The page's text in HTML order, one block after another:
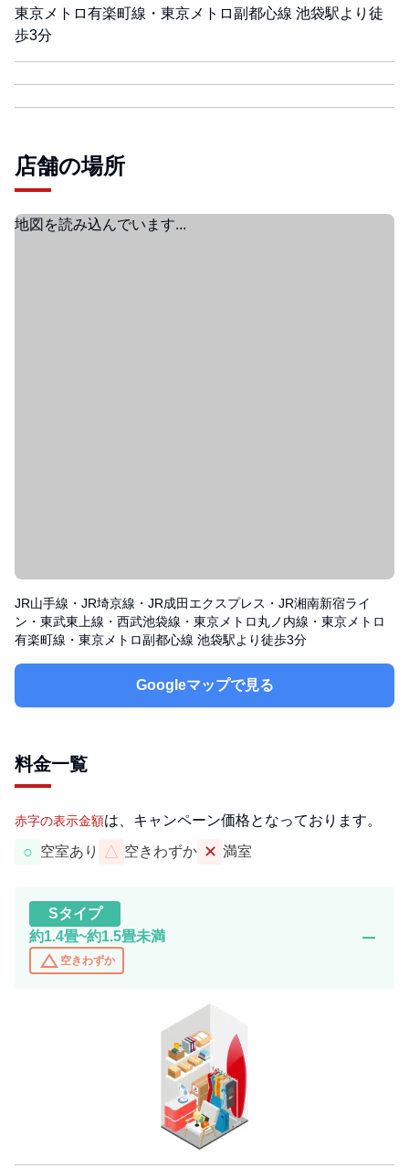
東京メトロ有楽町線・東京メトロ副都心線 池袋駅より徒
歩3分
店舗の場所
地図を読み込んでいます...
JR山手線・JR埼京線・JR成田エクスプレス・JR湘南新宿ライ
ン・東武東上線・西武池袋線・東京メトロ丸ノ内線・東京メトロ
有楽町線・東京メトロ副都心線 池袋駅より徒歩3分
Googleマップで見る
料金一覧
赤字の表示金額は、キャンペーン価格となっております。
○ 空室あり △ 空きわずか ✕ 満室
Sタイプ
約1.4畳~約1.5畳未満
change_history 空きわずか
remove